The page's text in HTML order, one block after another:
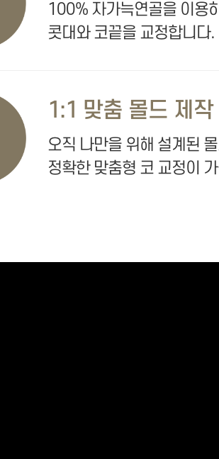
100% 자가늑연골을 이용
콧대와 코끝을 교정합니다.
1:1 맞춤 몰드 제작
오직 나만을 위해 설계된
정확한 맞춤형 코 교정이